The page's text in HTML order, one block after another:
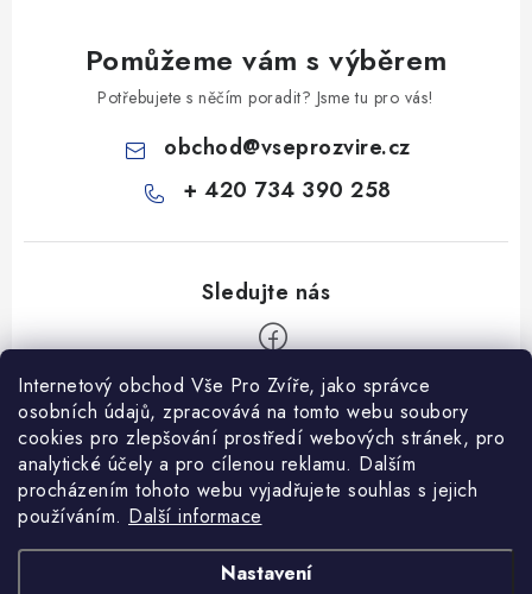
Internetový obchod Vše Pro Zvíře, jako správce
osobních údajů, zpracovává na tomto webu soubory
cookies pro zlepšování prostředí webových stránek, pro
analytické účely a pro cílenou reklamu. Dalším
procházením tohoto webu vyjadřujete souhlas s jejich
používáním. Další informace
Nastavení
Pomůžeme vám s výběrem
Potřebujete s něčím poradit? Jsme tu pro vás!
obchod@vseprozvire.cz
+ 420 734 390 258
Informace pro Vás
Ceník dopravy
Kontakty
Heuréka recenze